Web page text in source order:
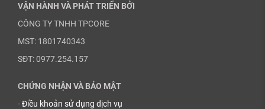
VẬN HÀNH VÀ PHÁT TRIỂN BỞI
CÔNG TY TNHH TPCORE
MST: 1801740343
SĐT: 0977.254.157
CHỨNG NHẬN VÀ BẢO MẬT
-Điều khoản sử dụng dịch vụ